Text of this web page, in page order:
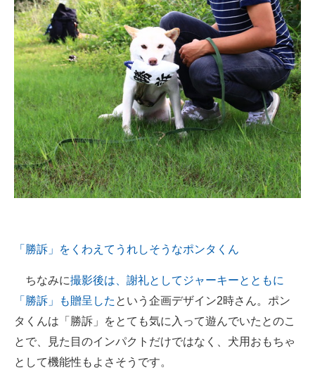
「勝訴」をくわえてうれしそうなポンタくん
ちなみに撮影後は、謝礼としてジャーキーとともに
「勝訴」も贈呈した という企画デザイン2時さん。ポン
タくんは「勝訴」をとても気に入って遊んでいたとのこ
とで、見た目のインパクトだけではなく、犬用おもちゃ
として機能性もよさそうです。